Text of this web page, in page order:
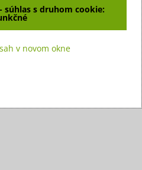
súhlas s druhom cookie:
v novom okne